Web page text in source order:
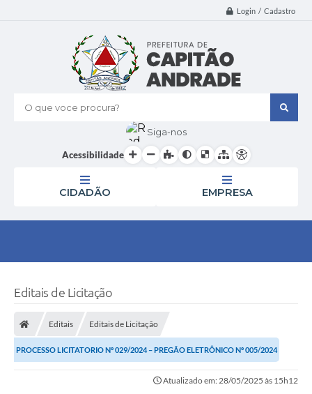
Login / Cadastro
O que voce procura?
Siga-nos
Acessibilidade
CIDADÃO EMPRESA
Editais de Licitação
Editais Editais de Licitação
PROCESSO LICITATORIO Nº 029/2024 – PREGÃO ELETRÔNICO Nº 005/2024
Atualizado em: 28/05/2025 às 15h12